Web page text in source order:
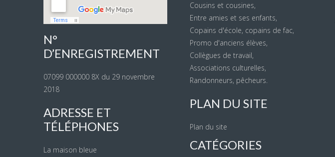
N°
D’ENREGISTREMENT
07099 000000 8X du 29 novembre
2018
ADRESSE ET
TÉLÉPHONES
La maison bleue
Cousins et cousines,
Entre amies et ses enfants,
Copains d'école, copains de fac,
Promo d'anciens élèves,
Collègues de travail,
Associations culturelles,
Randonneurs, pêcheurs.
PLAN DU SITE
Plan du site
CATÉGORIES